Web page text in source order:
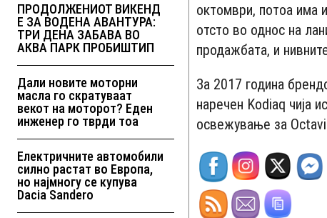
ПРОДОЛЖЕНИОТ ВИКЕНД
Е ЗА ВОДЕНА АВАНТУРА:
ТРИ ДЕНА ЗАБАВА ВО
АКВА ПАРК ПРОБИШТИП
Дали новите моторни
масла го скратуваат
векот на моторот? Еден
инженер го тврди тоа
Електричните автомобили
силно растат во Европа,
но најмногу се купува
Dacia Sandero
октомври, потоа има
отсто во однос на
продажбата, и
За 2017 година
наречен Kodiaq чија
освежување за